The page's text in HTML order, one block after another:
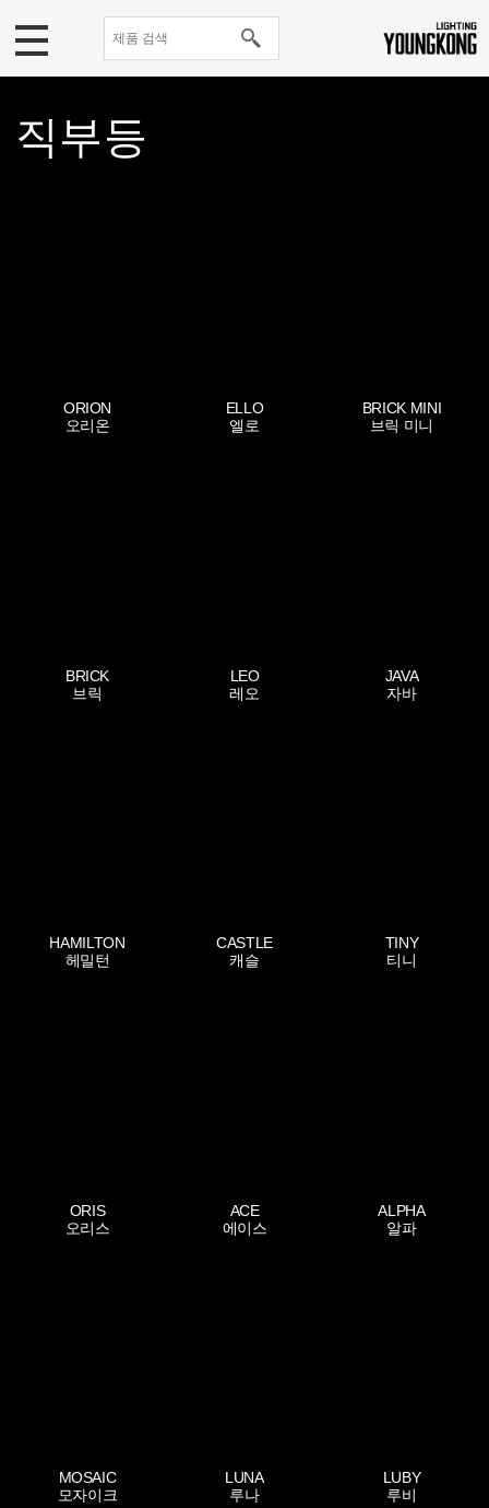
직부등
ORION
오리온
ELLO
엘로
BRICK MINI
브릭 미니
BRICK
브릭
LEO
레오
JAVA
자바
HAMILTON
헤밀턴
CASTLE
캐슬
TINY
티니
ORIS
오리스
ACE
에이스
ALPHA
알파
MOSAIC
모자이크
LUNA
루나
LUBY
루비